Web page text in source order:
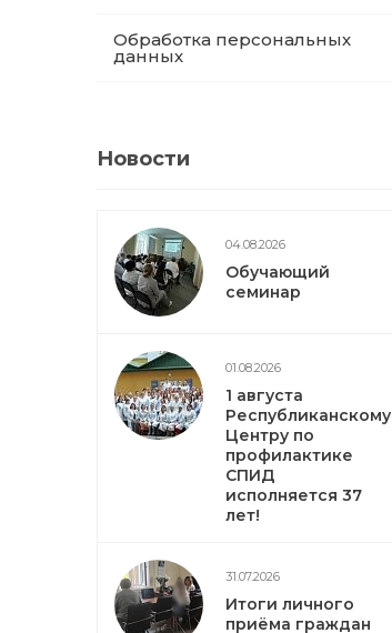
Обработка персональных
данных
Новости
04.08.2026
Обучающий
семинар
01.08.2026
1 августа
Республиканскому
Центру по
профилактике
СПИД
исполняется 37
лет!
31.07.2026
Итоги личного
приёма граждан